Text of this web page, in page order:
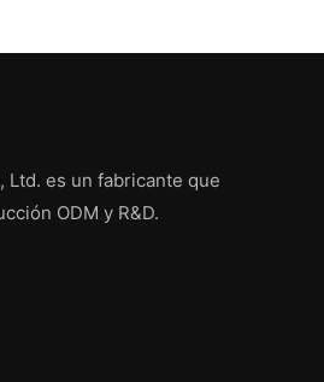
Ltd. es un fabricante que
ODM y R&D.